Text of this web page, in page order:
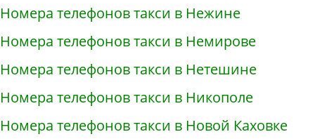
Номера телефонов такси в Нежине
Номера телефонов такси в Немирове
Номера телефонов такси в Нетешине
Номера телефонов такси в Никополе
Номера телефонов такси в Новой Каховке